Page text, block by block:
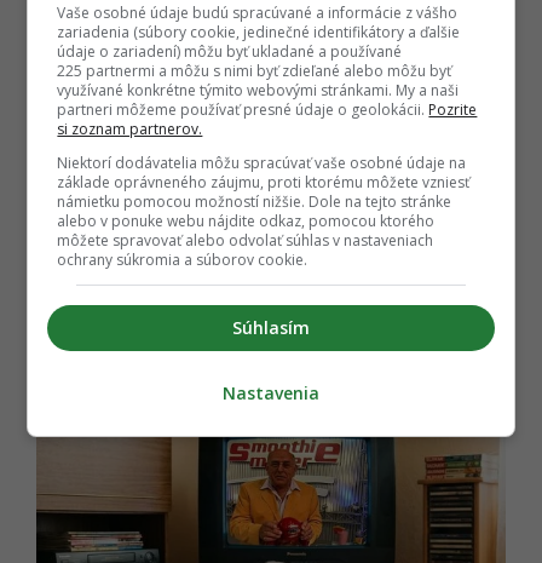
EMEFKA
6.
Vaše osobné údaje budú spracúvané a informácie z vášho
zariadenia (súbory cookie, jedinečné identifikátory a ďalšie
údaje o zariadení) môžu byť ukladané a používané
225 partnermi a môžu s nimi byť zdieľané alebo môžu byť
využívané konkrétne týmito webovými stránkami. My a naši
partneri môžeme používať presné údaje o geolokácii. Pozrite
si zoznam partnerov.
Niektorí dodávatelia môžu spracúvať vaše osobné údaje na
základe oprávneného záujmu, proti ktorému môžete vzniesť
námietku pomocou možností nižšie. Dole na tejto stránke
alebo v ponuke webu nájdite odkaz, pomocou ktorého
môžete spravovať alebo odvolať súhlas v nastaveniach
ochrany súkromia a súborov cookie.
Súhlasím
Nastavenia